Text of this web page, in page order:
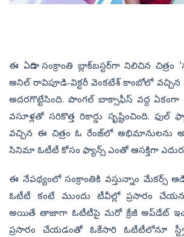
ఈ ఏడాది సంక్రాంతి బ్లాక్‌బస్టర్‌గా నిలిచిన చిత్రం
అనిల్ రావిపూడి-విక్టరీ వెంకటేశ్ కాంబోలో
అదరగొట్టేసింది. పొంగల్ బాక్సాఫీస్ వద్ద ఏకంగా
వసూళ్లతో సరికొత్త రికార్డు సృష్టించింది.
వచ్చిన ఈ చిత్రం ఓ రేంజ్‌లో అభిమానులను
సినిమా ఓటీటీ కోసం ఫ్యాన్స్ ఎంతో ఆసక్తిగా ఎదురు
ఈ నేపథ్యంలో సంక్రాంతికి వస్తున్నాం మేకర్స్
ఓటీటీ కంటే ముందు టీవీల్లో ప్రసారం
అయితే తాజాగా ఓటీటీపై మరో క్రేజీ అప్‌డేట్‌
ప్రసారం చేయడంతో ఓకేసారి ఓటీటీలోనూ